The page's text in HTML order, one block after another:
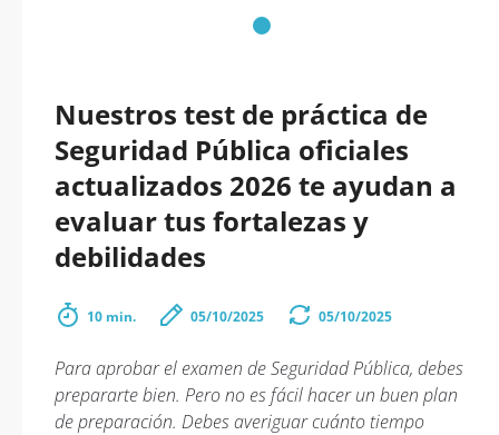
Nuestros test de práctica de
Seguridad Pública oficiales
actualizados 2026 te ayudan a
evaluar tus fortalezas y
debilidades
10 min. 05/10/2025 05/10/2025
Para aprobar el examen de Seguridad Pública, debes
prepararte bien. Pero no es fácil hacer un buen plan
de preparación. Debes averiguar cuánto tiempo